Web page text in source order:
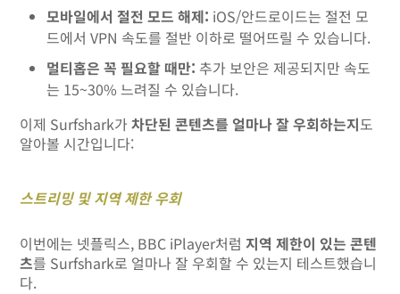
모바일에서 절전 모드 해제: iOS/안드로이드는 절전 모
드에서 VPN 속도를 절반 이하로 떨어뜨릴 수 있습니다.
멀티홉은 꼭 필요할 때만: 추가 보안은 제공되지만 속도
는 15~30% 느려질 수 있습니다.
이제 Surfshark가차단된 콘텐츠를 얼마나 잘 우회하는지도
알아볼 시간입니다:
스트리밍 및 지역 제한 우회
이번에는 넷플릭스, BBC iPlayer처럼 지역 제한이 있는 콘텐
츠를 Surfshark로 얼마나 잘 우회할 수 있는지 테스트했습니
다.